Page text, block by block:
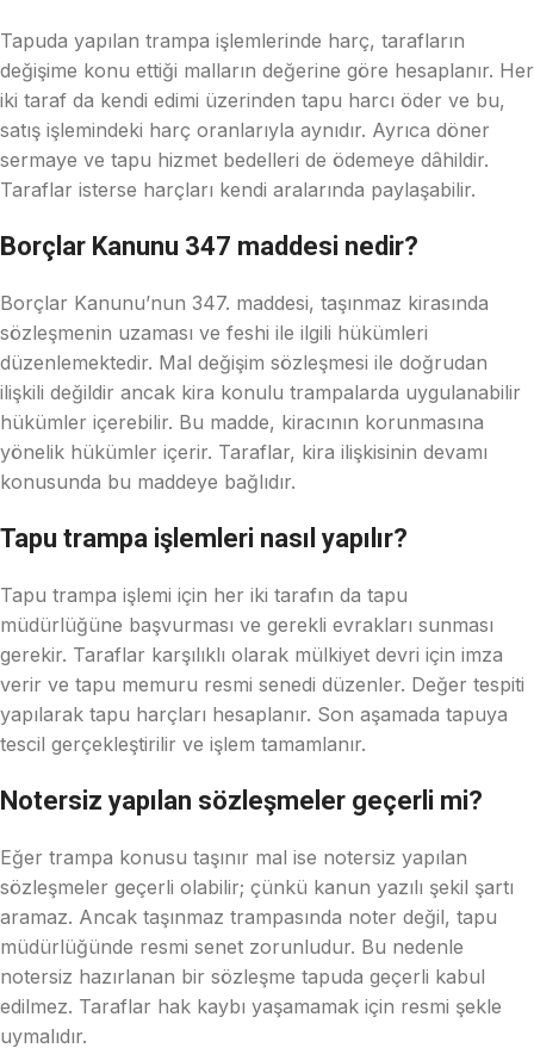
Tapuda yapılan trampa işlemlerinde harç, tarafların
değişime konu ettiği malların değerine göre hesaplanır. Her
iki taraf da kendi edimi üzerinden tapu harcı öder ve bu,
satış işlemindeki harç oranlarıyla aynıdır. Ayrıca döner
sermaye ve tapu hizmet bedelleri de ödemeye dâhildir.
Taraflar isterse harçları kendi aralarında paylaşabilir.
Borçlar Kanunu 347 maddesi nedir?
Borçlar Kanunu’nun 347. maddesi, taşınmaz kirasında
sözleşmenin uzaması ve feshi ile ilgili hükümleri
düzenlemektedir. Mal değişim sözleşmesi ile doğrudan
ilişkili değildir ancak kira konulu trampalarda uygulanabilir
hükümler içerebilir. Bu madde, kiracının korunmasına
yönelik hükümler içerir. Taraflar, kira ilişkisinin devamı
konusunda bu maddeye bağlıdır.
Tapu trampa işlemleri nasıl yapılır?
Tapu trampa işlemi için her iki tarafın da tapu
müdürlüğüne başvurması ve gerekli evrakları sunması
gerekir. Taraflar karşılıklı olarak mülkiyet devri için imza
verir ve tapu memuru resmi senedi düzenler. Değer tespiti
yapılarak tapu harçları hesaplanır. Son aşamada tapuya
tescil gerçekleştirilir ve işlem tamamlanır.
Notersiz yapılan sözleşmeler geçerli mi?
Eğer trampa konusu taşınır mal ise notersiz yapılan
sözleşmeler geçerli olabilir; çünkü kanun yazılı şekil şartı
aramaz. Ancak taşınmaz trampasında noter değil, tapu
müdürlüğünde resmi senet zorunludur. Bu nedenle
notersiz hazırlanan bir sözleşme tapuda geçerli kabul
edilmez. Taraflar hak kaybı yaşamamak için resmi şekle
uymalıdır.